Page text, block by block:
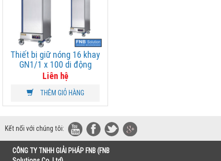
Thiết bị giữ nóng 16 khay
GN1/1 x 100 di động
Liên hệ
THÊM GIỎ HÀNG
Kết nối với chúng tôi:
CÔNG TY TNHH GIẢI PHÁP FNB (FNB